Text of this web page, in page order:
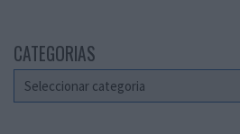
CATEGORIAS
Categorias